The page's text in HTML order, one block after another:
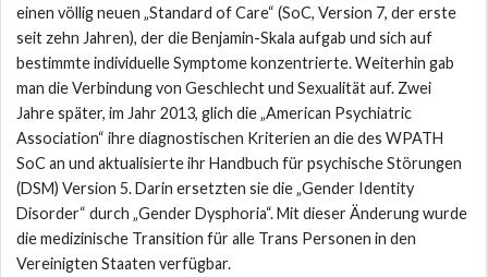
einen völlig neuen „Standard of Care“ (SoC, Version 7, der erste
seit zehn Jahren), der die Benjamin-Skala aufgab und sich auf
bestimmte individuelle Symptome konzentrierte. Weiterhin gab
man die Verbindung von Geschlecht und Sexualität auf. Zwei
Jahre später, im Jahr 2013, glich die „American Psychiatric
Association“ ihre diagnostischen Kriterien an die des WPATH
SoC an und aktualisierte ihr Handbuch für psychische Störungen
(DSM) Version 5. Darin ersetzten sie die „Gender Identity
Disorder“ durch „Gender Dysphoria“. Mit dieser Änderung wurde
die medizinische Transition für alle Trans Personen in den
Vereinigten Staaten verfügbar.